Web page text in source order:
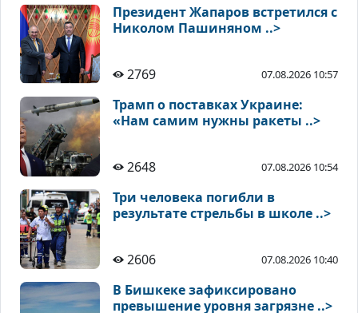
Президент Жапаров встретился с
Николом Пашиняном ..>
2769 07.08.2026 10:57
Трамп о поставках Украине:
«Нам самим нужны ракеты ..>
2648 07.08.2026 10:54
Три человека погибли в
результате стрельбы в школе ..>
2606 07.08.2026 10:40
В Бишкеке зафиксировано
превышение уровня загрязне ..>